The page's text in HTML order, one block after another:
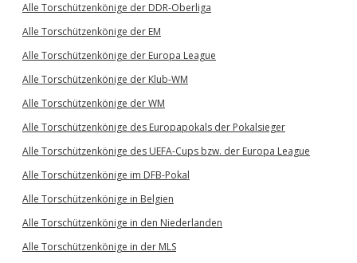
Alle Torschützenkönige der DDR-Oberliga
Alle Torschützenkönige der EM
Alle Torschützenkönige der Europa League
Alle Torschützenkönige der Klub-WM
Alle Torschützenkönige der WM
Alle Torschützenkönige des Europapokals der Pokalsieger
Alle Torschützenkönige des UEFA-Cups bzw. der Europa League
Alle Torschützenkönige im DFB-Pokal
Alle Torschützenkönige in Belgien
Alle Torschützenkönige in den Niederlanden
Alle Torschützenkönige in der MLS